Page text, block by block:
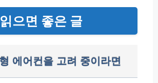
으면 좋은 글
에어컨을 고려 중이라면